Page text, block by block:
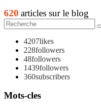
620 articles sur le blog
4207likes
228followers
48followers
1439followers
360subscribers
Mots-cles